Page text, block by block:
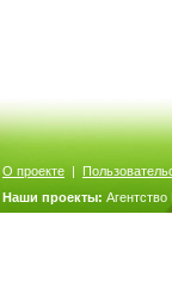
О проекте |
Наши проекты: